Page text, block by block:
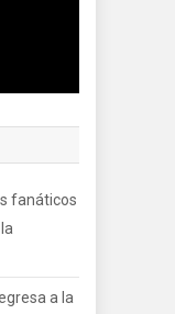
fanáticos
a la